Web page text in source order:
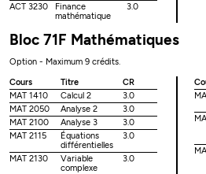
ACT 3230
Finance
mathématique
3.0
Bloc 71F Mathématiques
Option - Maximum 9 crédits.
Cours
Titre
CR
MAT 1410
Calcul 2
3.0
MAT 2050
Analyse 2
3.0
MAT 2100
Analyse 3
3.0
MAT 2115
Équations
différentielles
3.0
MAT 2130
Variable
complexe
3.0